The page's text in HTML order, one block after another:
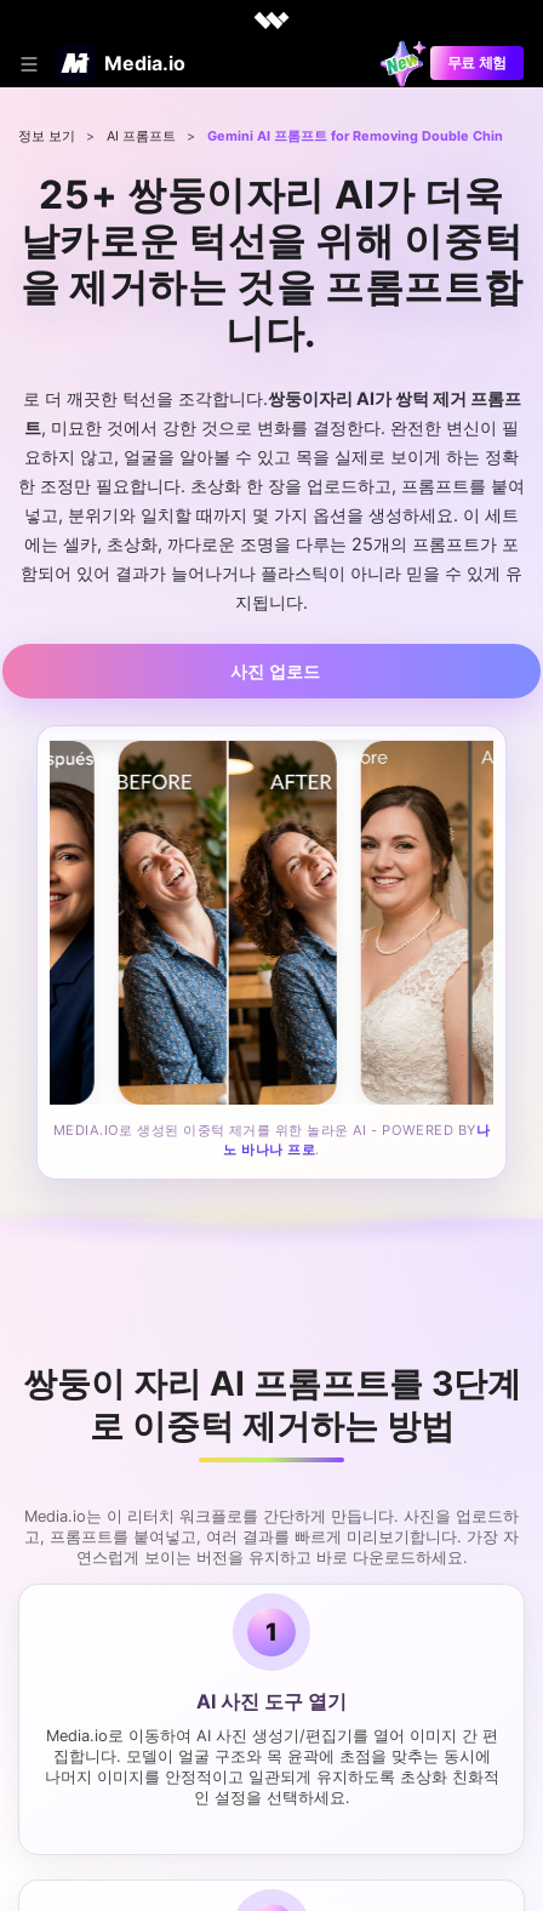
Media.io 무료 체험
정보 보기 > AI 프롬프트 > Gemini AI 프롬프트 for Removing Double Chin
25+ 쌍둥이자리 AI가 더욱
날카로운 턱선을 위해 이중턱
을 제거하는 것을 프롬프트합
니다.
로 더 깨끗한 턱선을 조각합니다.쌍둥이자리 AI가 쌍턱 제거 프롬프
트, 미묘한 것에서 강한 것으로 변화를 결정한다. 완전한 변신이 필
요하지 않고, 얼굴을 알아볼 수 있고 목을 실제로 보이게 하는 정확
한 조정만 필요합니다. 초상화 한 장을 업로드하고, 프롬프트를 붙여
넣고, 분위기와 일치할 때까지 몇 가지 옵션을 생성하세요. 이 세트
에는 셀카, 초상화, 까다로운 조명을 다루는 25개의 프롬프트가 포
함되어 있어 결과가 늘어나거나 플라스틱이 아니라 믿을 수 있게 유
지됩니다.
사진 업로드
MEDIA.IO로 생성된 이중턱 제거를 위한 놀라운 AI - POWERED BY나
노 바나나 프로.
쌍둥이 자리 AI 프롬프트를 3단계
로 이중턱 제거하는 방법
Media.io는 이 리터치 워크플로를 간단하게 만듭니다. 사진을 업로드하
고, 프롬프트를 붙여넣고, 여러 결과를 빠르게 미리보기합니다. 가장 자
연스럽게 보이는 버전을 유지하고 바로 다운로드하세요.
1
AI 사진 도구 열기
Media.io로 이동하여 AI 사진 생성기/편집기를 열어 이미지 간 편
집합니다. 모델이 얼굴 구조와 목 윤곽에 초점을 맞추는 동시에
나머지 이미지를 안정적이고 일관되게 유지하도록 초상화 친화적
인 설정을 선택하세요.